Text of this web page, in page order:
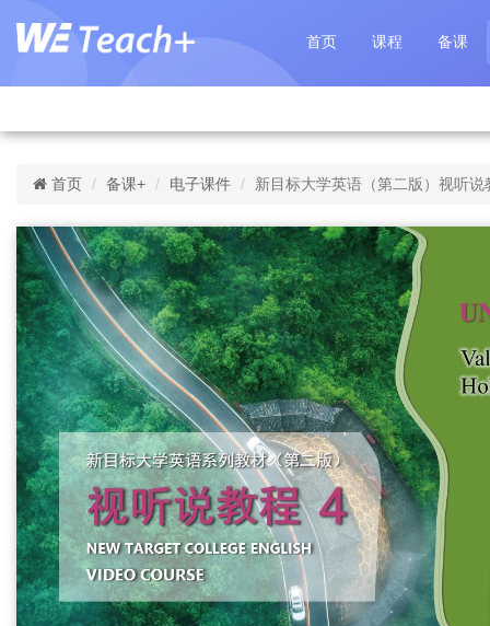
首页 课程 备课
首页 备课+ 电子课件 新目标大学英语（第二版）视听